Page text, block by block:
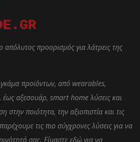
απόλυτος προορισμός για λάτρεις της
προϊόντων, από wearables,
αξεσουάρ, smart home λύσεις και
ποιότητα, την αξιοπιστία και τις
τις πιο σύγχρονες λύσεις για να
σας. Είμαστε εδώ για να